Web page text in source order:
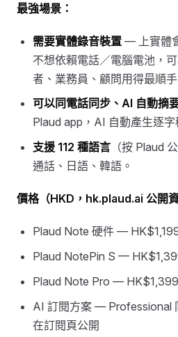
最強場景：
需要實體錄音裝置 — 上實體
不想依賴電話／電腦電池，
者、業務員、顧問用得最順手
可以同電話同步、AI 自動摘
Plaud app，AI 自動產生逐字
支援 112 種語言 （按 Plaud
通話、日語、韓語。
價格（HKD，hk.plaud.ai 公開
Plaud Note 硬件 —
Plaud NotePin S —
Plaud Note Pro — HK$1,399
AI 訂閱方案 — Professional
在訂閱頁公開